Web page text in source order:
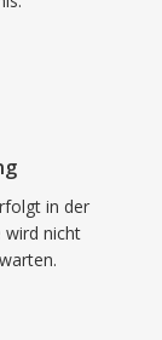
in der
wird nicht